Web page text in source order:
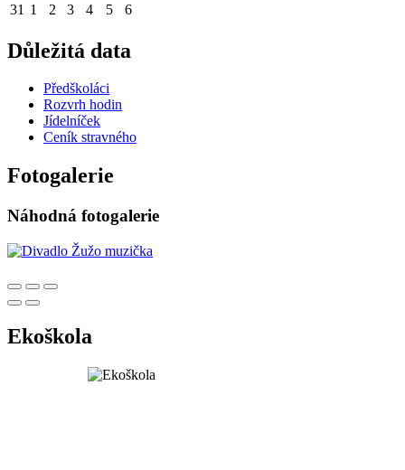
31 1 2 3 4 5 6
Důležitá data
Předškoláci
Rozvrh hodin
Jídelníček
Ceník stravného
Fotogalerie
Náhodná fotogalerie
Ekoškola